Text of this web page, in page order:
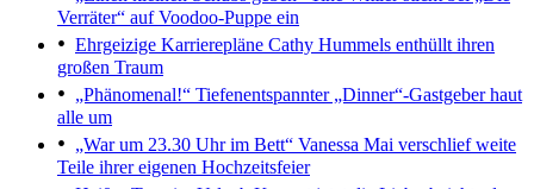
Verräter“ auf Voodoo-Puppe ein
Ehrgeizige Karrierepläne Cathy Hummels enthüllt ihren
großen Traum
„Phänomenal!“ Tiefenentspannter „Dinner“-Gastgeber haut
alle um
„War um 23.30 Uhr im Bett“ Vanessa Mai verschlief weite
Teile ihrer eigenen Hochzeitsfeier